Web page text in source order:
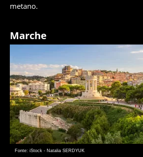
metano.
Marche
Fonte: iStock - Natalia SERDYUK